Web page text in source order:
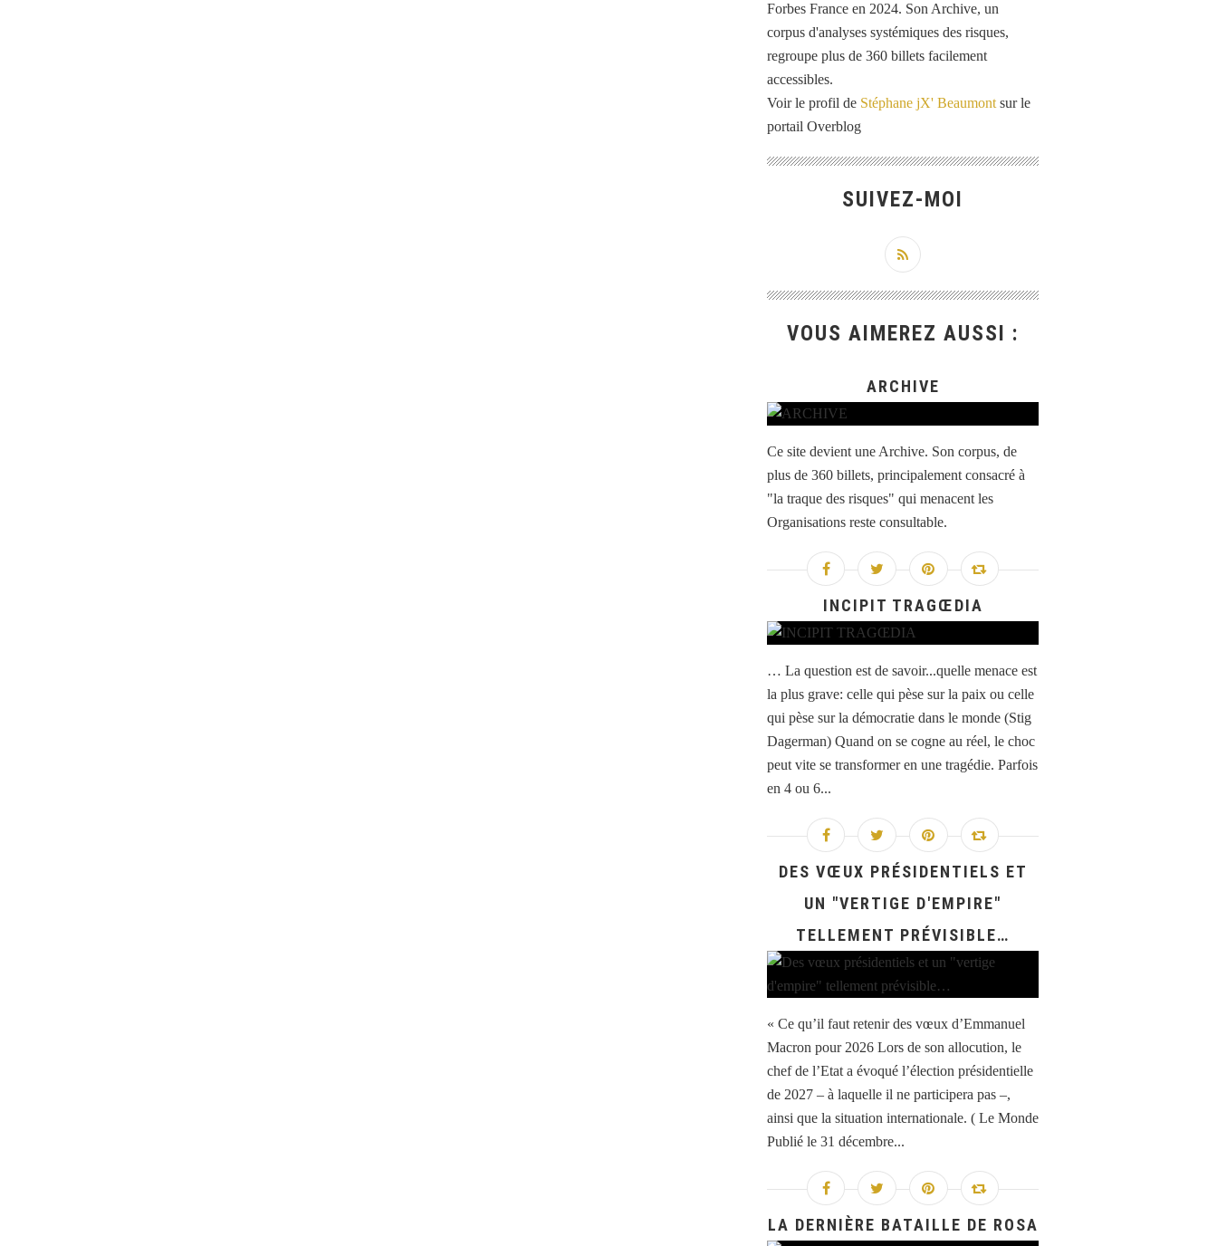
Forbes France en 2024. Son Archive, un
corpus d'analyses systémiques des risques,
regroupe plus de 360 billets facilement
accessibles.
Voir le profil de Stéphane jX' Beaumont sur le
portail Overblog
SUIVEZ-MOI
VOUS AIMEREZ AUSSI :
ARCHIVE
Ce site devient une Archive. Son corpus, de
plus de 360 billets, principalement consacré à
"la traque des risques" qui menacent les
Organisations reste consultable.
INCIPIT TRAGŒDIA
… La question est de savoir...quelle menace est
la plus grave: celle qui pèse sur la paix ou celle
qui pèse sur la démocratie dans le monde (Stig
Dagerman) Quand on se cogne au réel, le choc
peut vite se transformer en une tragédie. Parfois
en 4 ou 6...
DES VŒUX PRÉSIDENTIELS ET
UN "VERTIGE D'EMPIRE"
TELLEMENT PRÉVISIBLE…
« Ce qu’il faut retenir des vœux d’Emmanuel
Macron pour 2026 Lors de son allocution, le
chef de l’Etat a évoqué l’élection présidentielle
de 2027 – à laquelle il ne participera pas –,
ainsi que la situation internationale. ( Le Monde
Publié le 31 décembre...
LA DERNIÈRE BATAILLE DE ROSA